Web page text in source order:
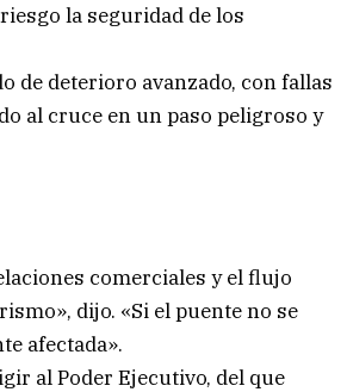
la seguridad de los
de deterioro avanzado, con fallas
al cruce en un paso peligroso y
comerciales y el flujo
dijo. «Si el puente no se
afectada».
al Poder Ejecutivo, del que